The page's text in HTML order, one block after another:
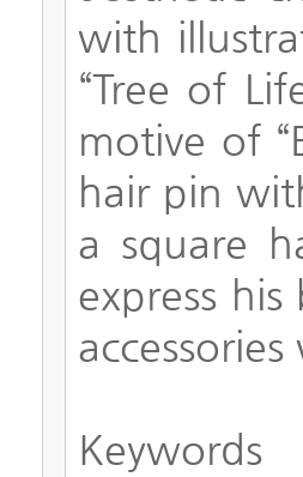
with
“Tree of
motive of
hair pin
a square
express
Keywords